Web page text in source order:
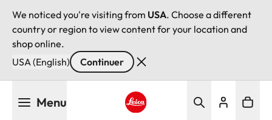
We noticed you're visiting from USA. Choose a different
country or region to view content for your location and
shop online.
USA (English)
Continuer
Menu